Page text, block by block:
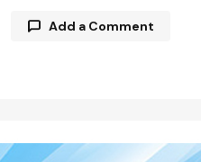
Add a Comment